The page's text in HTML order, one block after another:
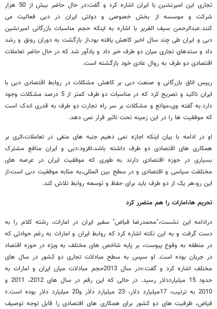
تجاری این امیرنشین با ایران اشاره کرد و گفت:در حال حاضر بیش از 50 هزار
شرکت و موسسه از بخش خصوصی و دولتی ایران در دبی فعالیت می
کنند.عبدالرحمن سیف الغریر با اشاره به اینکه حجم مناسبات بازرگانی امیرنشین
دبی و ایران طی چند سال اخیر کاهش یافته بود،از بازگشت به دوران رونق و رشد
داد و ستدهای تجاری میان دو طرف خبر داد و یادآور شد که در حال حاضر تعاملات
اقتصادی دو طرف به روال عادی خود بازگشته است.
رییس اتاق بازرگانی و صنعت دبی بر کاهش مشکلات در روابط اقتصادی دبی با
ایران تاکید و تصریح کرد که در مناسبات دو طرف کمتر از 5 درصد مشکلات وجود
دارد.به گفته وی،موانع و مشکلات بر سر راه تجارت دو طرف به قدری اندک است
که موفقیت ها را در این زمینه تحت تاثیر قرار نمی دهد.
او در ادامه با بیان اینکه اجازه نمی دهیم جنبه های منفی در تعاملات،اثری بر
همکاری های اقتصادی دو طرف داشته باشد،افزود:دبی و ایران منافع مشترک
بسیاری در حوزه اقتصادی دارند به طوری که موفقیت ایران در عرصه های
مختلفت سیاسی و اقتصادی و در سطح بین المللی،به مثابه موفقیت دبی است،از
این رو،هر یک از دو طرف باید برای حفظ و توسعه روابط تلاش کند.
تحریم ها،امارات را هم متضرر کرد
درادامه این نشست،"محمدرضا فیاض" سفیر ایران در امارات، رشته کلام را به
دست گرفت و به این نکته اشاره کرد که روابط ایران و امارات به رغم حوادثی که
در منطقه به وقوع پیوست، بر پایه شاخص های مختلف به ویژه در حوزه اقتصاد
در جریان بوده است. او سپس به سطح مبادلات تجاری دو کشور در سال های
مختلف اشاره کرد و گفت:«در سال 2013حجم مبادلات میان ایران و امارات به
حدود 15 میلیارددلار رسید. در حالی که این رقم در سال های 2012، 2011 و
2010 به ترتیب، 17میلیارد دلار، 23 میلیارد دلار و20 میلیارد دلار بوده است.»
فیاض، ظرفیت های دو کشور برای همکاری های اقتصادی را قابل توجه توصیف